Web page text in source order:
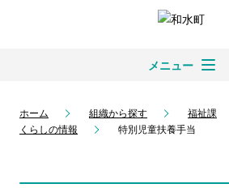
メニュー
ホーム 組織から探す
福祉課
くらしの情報
特別児童扶養手当